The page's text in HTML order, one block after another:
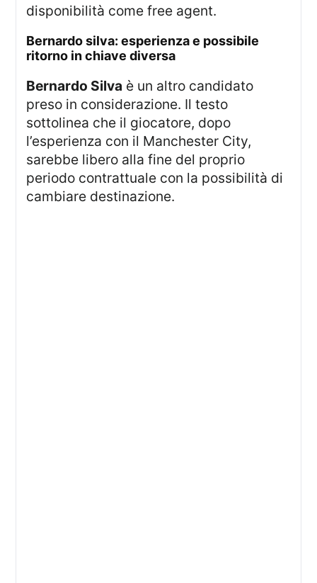
disponibilità come free agent.
bernardo silva: esperienza e possibile
ritorno in chiave diversa
Bernardo Silva è un altro candidato
preso in considerazione. Il testo
sottolinea che il giocatore, dopo
l’esperienza con il Manchester City,
sarebbe libero alla fine del proprio
periodo contrattuale con la possibilità di
cambiare destinazione.